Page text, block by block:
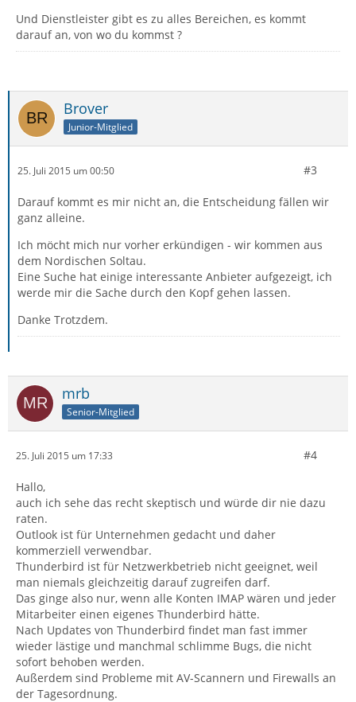
Und Dienstleister gibt es zu alles Bereichen, es kommt
darauf an, von wo du kommst ?
Brover
Junior-Mitglied
25. Juli 2015 um 00:50 #3
Darauf kommt es mir nicht an, die Entscheidung fällen wir
ganz alleine.
Ich möcht mich nur vorher erkündigen - wir kommen aus
dem Nordischen Soltau.
Eine Suche hat einige interessante Anbieter aufgezeigt, ich
werde mir die Sache durch den Kopf gehen lassen.
Danke Trotzdem.
mrb
Senior-Mitglied
25. Juli 2015 um 17:33 #4
Hallo,
auch ich sehe das recht skeptisch und würde dir nie dazu
raten.
Outlook ist für Unternehmen gedacht und daher
kommerziell verwendbar.
Thunderbird ist für Netzwerkbetrieb nicht geeignet, weil
man niemals gleichzeitig darauf zugreifen darf.
Das ginge also nur, wenn alle Konten IMAP wären und jeder
Mitarbeiter einen eigenes Thunderbird hätte.
Nach Updates von Thunderbird findet man fast immer
wieder lästige und manchmal schlimme Bugs, die nicht
sofort behoben werden.
Außerdem sind Probleme mit AV-Scannern und Firewalls an
der Tagesordnung.